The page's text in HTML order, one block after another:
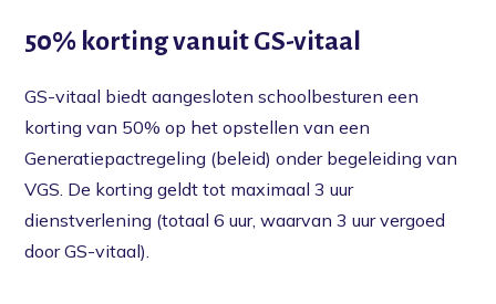
50% korting vanuit GS-vitaal
GS-vitaal biedt aangesloten schoolbesturen een
korting van 50% op het opstellen van een
Generatiepactregeling (beleid) onder begeleiding van
VGS. De korting geldt tot maximaal 3 uur
dienstverlening (totaal 6 uur, waarvan 3 uur vergoed
door GS-vitaal).